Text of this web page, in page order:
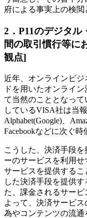
府による事実上の検
2．P11のデジタル
間の取引慣行等に
観点]
近年、オンラインビ
ドを用いたオンライ
て当然のこととなっ
しているVISA社は当
Alphabet(Google)、
Facebookなどに次ぐ
こうした、決済手段
ーのサービスを利用
サービスを提供するこ
した決済手段を提供
た、課金されるサー
よって、決済サービ
為やコンテンツの流